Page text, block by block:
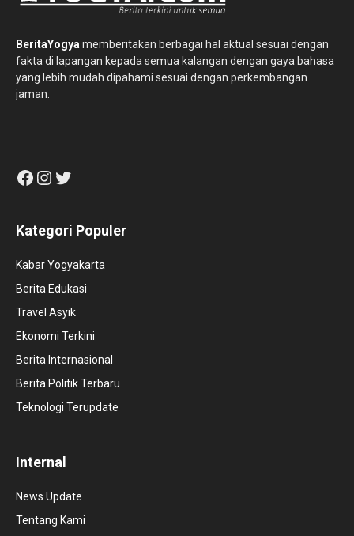
BeritaYogyamemberitakan berbagai hal aktual sesuai dengan
fakta di lapangan kepada semua kalangan dengan gaya bahasa
yang lebih mudah dipahami sesuai dengan perkembangan
jaman.
Facebook
Instagram
Twitter
Kategori Populer
Kabar Yogyakarta
Berita Edukasi
Travel Asyik
Ekonomi Terkini
Berita Internasional
Berita Politik Terbaru
Teknologi Terupdate
Internal
News Update
Tentang Kami